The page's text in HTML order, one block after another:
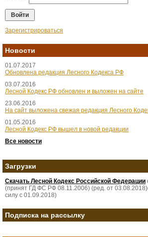
Зарегистрироваться
Новости
01.07.2017
Обновлена редакция Лесного Кодекса РФ
03.07.2016
Лесной Кодекс РФ обновлен и выложен на сайте
23.06.2016
На сайт выложена свежая редакция Лесного
01.05.2016
Лесной Кодекс РФ вышел в новой редакции
Все новости
Загрузки
Скачать Лесной Кодекс Российской Федерации
(принят ГД ФС РФ 08.11.2006) (ред. от
силу с 01.09.2018)
Подписка на рассылку